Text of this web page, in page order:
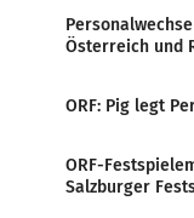
Österreich und
ORF: Pig legt
ORF-
Salzburger